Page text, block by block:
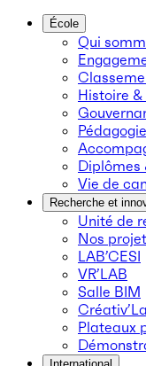
École
Qui
Histoire &
Pédagogie
Vie de
Recherche et
Unité de
Nos
LAB’CESI
VR’LAB
Salle BIM
Plateaux